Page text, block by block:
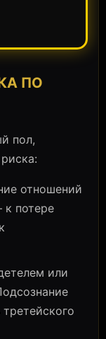
ПО
пол,
отношений
к потере
или